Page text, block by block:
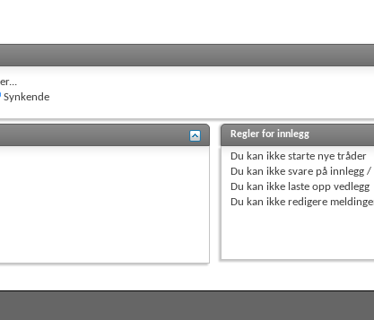
Synkende
Regler for innlegg
Du kan ikke starte nye tråder
Du kan ikke svare på innlegg
Du kan ikke laste opp vedlegg
Du kan ikke redigere